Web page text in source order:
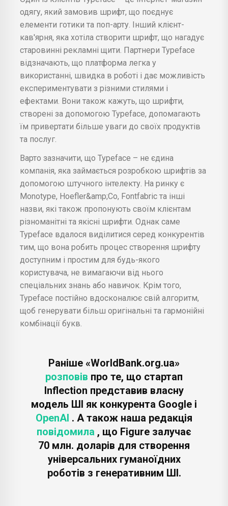
одягу, який замовив шрифт, що поєднує
елементи готики та поп-арту. Інший клієнт-
кав'ярня, яка хотіла створити шрифт, що нагадує
старовинні рекламні щити. Партнери Typeface
відзначають, що платформа легка у
використанні, швидка в роботі і дає можливість
експериментувати з різними стилями і
ефектами. Вони також кажуть, що шрифти,
створені за допомогою Typeface, допомагають
їм привертати більше уваги до своїх продуктів
та послуг.
Варто зазначити, що Typeface – не єдина
компанія, яка займається розробкою шрифтів за
допомогою штучного інтелекту. На ринку є
Monotype, Hoefler&amp;Co, Fontfabric та інші
назви, які також пропонують своїм клієнтам
різноманітні та якісні шрифти. Однак саме
Typeface вдалося виділитися серед конкурентів
тим, що вона робить процес створення шрифту
доступним і простим для будь-якого
користувача, не вимагаючи від нього
спеціальних знань або навичок. Крім того,
Typeface постійно вдосконалює свій алгоритм,
щоб генерувати більш оригінальні та гармонійні
комбінації букв.
Раніше «WorldBank.org.ua»
розповів про те, що стартап
Inflection представив власну
модель ШІ як конкурента Google і
OpenAI . А також наша редакція
повідомила , що Figure залучає
70 млн. доларів для створення
універсальних гуманоїдних
роботів з генеративним ШІ.